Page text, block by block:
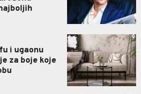
i ugaonu
za boje koje
0